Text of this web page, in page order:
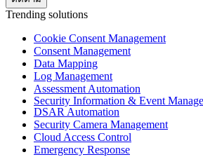
Trending solutions
Cookie Consent Management
Consent Management
Data Mapping
Log Management
Assessment Automation
Security Information & Event
DSAR Automation
Security Camera Management
Cloud Access Control
Emergency Response